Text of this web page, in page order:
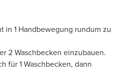
in 1 Handbewegung rundum zu
2 Waschbecken einzubauen.
für 1 Waschbecken, dann